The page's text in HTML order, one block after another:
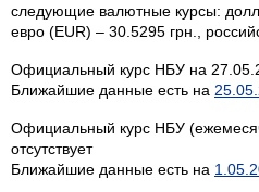
следующие валютные курсы:
евро (EUR) – 30.5295 грн.,
Официальный курс НБУ на
Ближайшие данные есть на
Официальный курс НБУ
отсутствует
Ближайшие данные есть на